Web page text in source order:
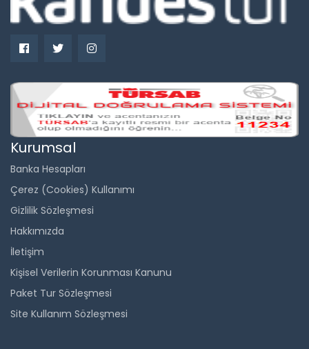
Kurumsal
Banka Hesapları
Çerez (Cookies) Kullanımı
Gizlilik Sözleşmesi
Hakkımızda
İletişim
Kişisel Verilerin Korunması Kanunu
Paket Tur Sözleşmesi
Site Kullanım Sözleşmesi